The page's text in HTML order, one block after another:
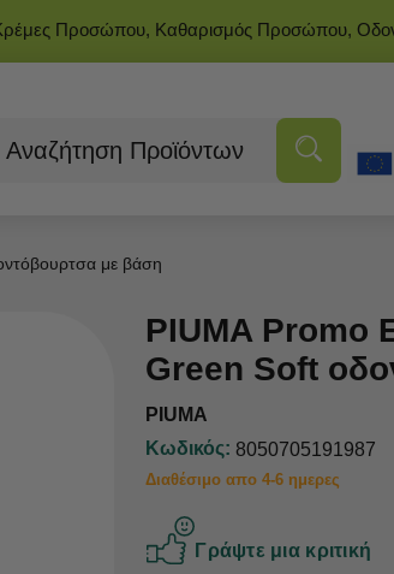
Προσώπου, Καθαρισμός Προσώπου,
με βάση
PIUMA Promo
Green Soft
PIUMA
Κωδικός: 8050705191987
Διαθέσιμο απο 4-6 ημερες
Γράψτε μια κριτική